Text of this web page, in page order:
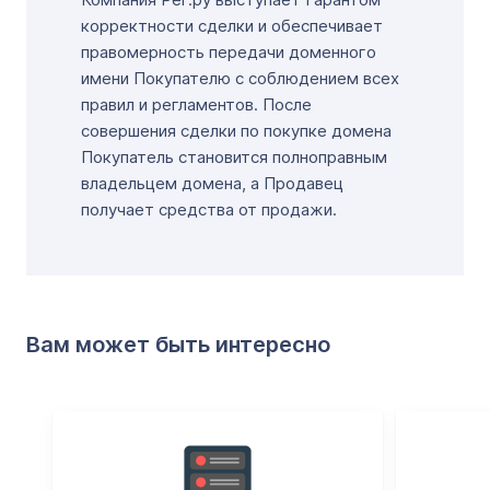
корректности сделки и обеспечивает
правомерность передачи доменного
имени Покупателю с соблюдением всех
правил и регламентов. После
совершения сделки по покупке домена
Покупатель становится полноправным
владельцем домена, а Продавец
получает средства от продажи.
Вам может быть интересно